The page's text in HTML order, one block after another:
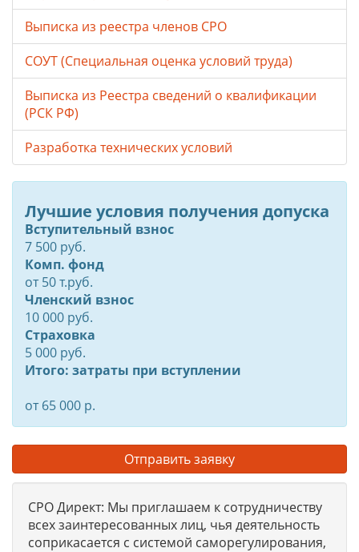
Выписка из реестра членов СРО
СОУТ (Специальная оценка условий труда)
Выписка из Реестра сведений о квалификации
(РСК РФ)
Разработка технических условий
Лучшие условия получения допуска
Вступительный взнос
7 500 руб.
Комп. фонд
от50т.руб.
Членский взнос
10 000 руб.
Страховка
5 000 руб.
Итого: затраты при вступлении
от 65 000 р.
Отправить заявку
СРО Директ: Мы приглашаем к сотрудничеству
всех заинтересованных лиц, чья деятельность
соприкасается с системой саморегулирования,